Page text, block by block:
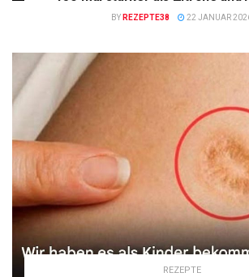
BY REZEPTE38 22 JANUAR
REZEPTE